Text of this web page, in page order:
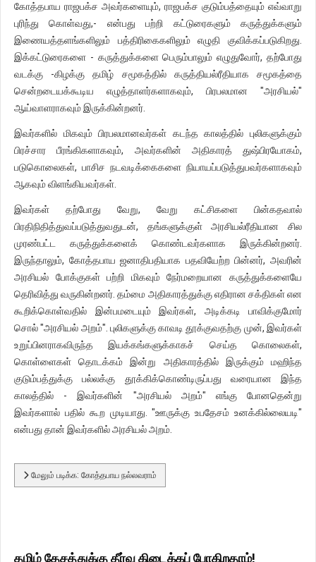
கோத்தபாய ராஜபக்ச அவர்களையும், ராஜபக்ச குடும்பத்தையும் எவ்வாறு
புரிந்து கொள்வது,- என்பது பற்றி கட்டுரைகளும் கருத்துக்களும்
இணையத்தளங்களிலும் பத்திரிகைகளிலும் எழுதி குவிக்கப்படுகிறது.
இக்கட்டுரைகளை - கருத்துக்களை பெரும்பாலும் எழுதுவோர், தற்போது
வடக்கு -கிழக்கு தமிழ் சமூகத்தில் கருத்தியல்ரீதியாக சமூகத்தை
சென்றடையக்கூடிய எழுத்தாளர்களாகவும், பிரபலமான "அரசியல்"
ஆய்வாளராகவும் இருக்கின்றனர்.
இவர்களில் மிகவும் பிரபலமானவர்கள் கடந்த காலத்தில் புலிகளுக்கும்
பிரச்சார பீரங்கிகளாகவும், அவர்களின் அதிகாரத் துஷ்பிரயோகம்,
படுகொலைகள், பாசிச நடவடிக்கைகளை நியாயப்படுத்துபவர்களாகவும்
ஆகவும் விளங்கியவர்கள்.
இவர்கள் தற்போது வேறு, வேறு கட்சிகளை பின்கதவால்
பிரதிநிதித்துவப்படுத்துவதுடன், தங்களுக்குள் அரசியல்ரீதியான சில
முரண்பட்ட கருத்துக்களைக் கொண்டவர்களாக இருக்கின்றனர்.
இருந்தாலும், கோத்தபாய ஜனாதிபதியாக பதவியேற்ற பின்னர், அவரின்
அரசியல் போக்குகள் பற்றி மிகவும் நேர்மறையான கருத்துக்களையே
தெரிவித்து வருகின்றனர். தம்மை அதிகாரத்துக்கு எதிரான சக்திகள் என
கூறிக்கொள்வதில் இன்பமடையும் இவர்கள், அடிக்கடி பாவிக்குமோர்
சொல் "அரசியல் அறம்". புலிகளுக்கு காவடி தூக்குவதற்கு முன், இவர்கள்
உறுப்பினராகவிருந்த இயக்கங்களுக்காகச் செய்த கொலைகள்,
கொள்ளைகள் தொடக்கம் இன்று அதிகாரத்தில் இருக்கும் மஹிந்த
குடும்பத்துக்கு பல்லக்கு தூக்கிக்கொண்டிருப்பது வரையான இந்த
காலத்தில் - இவர்களின் "அரசியல் அறம்" எங்கு போனதென்று
இவர்களால் பதில் கூற முடியாது. "ஊருக்கு உபதேசம் உனக்கில்லையடி"
என்பது தான் இவர்களில் அரசியல் அறம்.
மேலும் படிக்க: கோத்தபாய நல்லவராம்
தமிழ் தேசத்துக்கு தீர்வு கிடைக்கப் போகிறதாம்!